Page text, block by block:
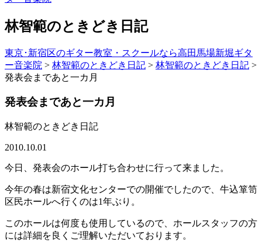
林智範のときどき日記
東京･新宿区のギター教室・スクールなら高田馬場新堀ギタ
ー音楽院 > 林智範のときどき日記 > 林智範のときどき日記 >
発表会まであと一カ月
発表会まであと一カ月
林智範のときどき日記
2010.10.01
今日、発表会のホール打ち合わせに行って来ました。
今年の春は新宿文化センターでの開催でしたので、牛込箪笥
区民ホールへ行くのは1年ぶり。
このホールは何度も使用しているので、ホールスタッフの方
には詳細を良くご理解いただいております。